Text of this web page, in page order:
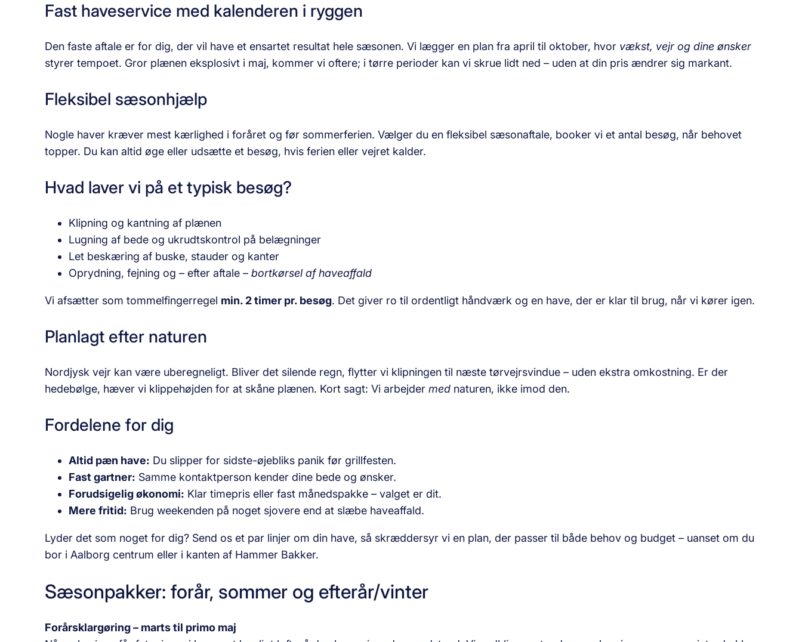
Fast haveservice med kalenderen i ryggen
Den faste aftale er for dig, der vil have et ensartet resultat hele sæsonen. Vi lægger en plan fra april til oktober, hvor vækst, vejr og dine ønsker
styrer tempoet. Gror plænen eksplosivt i maj, kommer vi oftere; i tørre perioder kan vi skrue lidt ned – uden at din pris ændrer sig markant.
Fleksibel sæsonhjælp
Nogle haver kræver mest kærlighed i foråret og før sommerferien. Vælger du en fleksibel sæsonaftale, booker vi et antal besøg, når behovet
topper. Du kan altid øge eller udsætte et besøg, hvis ferien eller vejret kalder.
Hvad laver vi på et typisk besøg?
Klipning og kantning af plænen
Lugning af bede og ukrudtskontrol på belægninger
Let beskæring af buske, stauder og kanter
Oprydning, fejning og – efter aftale – bortkørsel af haveaffald
Vi afsætter som tommelfingerregel min. 2 timer pr. besøg. Det giver ro til ordentligt håndværk og en have, der er klar til brug, når vi kører igen.
Planlagt efter naturen
Nordjysk vejr kan være uberegneligt. Bliver det silende regn, flytter vi klipningen til næste tørvejrsvindue – uden ekstra omkostning. Er der
hedebølge, hæver vi klippehøjden for at skåne plænen. Kort sagt: Vi arbejder mednaturen, ikke imod den.
Fordelene for dig
Altid pæn have: Du slipper for sidste-øjebliks panik før grillfesten.
Fast gartner: Samme kontaktperson kender dine bede og ønsker.
Forudsigelig økonomi: Klar timepris eller fast månedspakke – valg­et er dit.
Mere fritid: Brug weekenden på noget sjovere end at slæbe haveaffald.
Lyder det som noget for dig? Send os et par linjer om din have, så skræddersyr vi en plan, der passer til både behov og budget – uanset om du
bor i Aalborg centrum eller i kanten af Hammer Bakker.
Sæsonpakker: forår, sommer og efterår/vinter
Forårsklargøring – marts til primo maj